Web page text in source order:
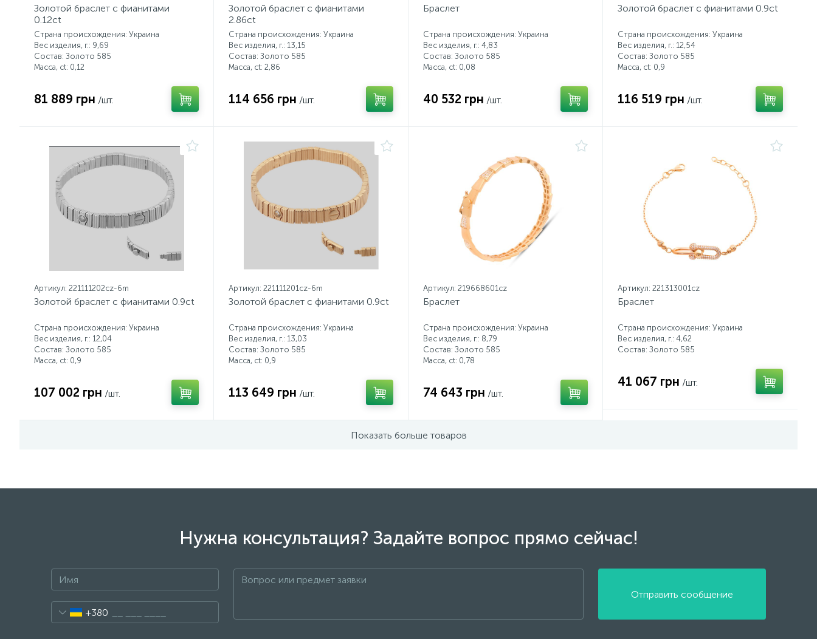
Золотой браслет с фианитами
0.12ct
Страна происхождения: Украина
Вес изделия, г.: 9,69
Состав: Золото 585
Масса, ct: 0,12
81 889 грн /шт.
Золотой браслет с фианитами
2.86ct
Страна происхождения: Украина
Вес изделия, г.: 13,15
Состав: Золото 585
Масса, ct: 2,86
114 656 грн /шт.
Браслет
Страна происхождения: Украина
Вес изделия, г.: 4,83
Состав: Золото 585
Масса, ct: 0,08
40 532 грн /шт.
Золотой браслет с фианитами 0.9ct
Страна происхождения: Украина
Вес изделия, г.: 12,54
Состав: Золото 585
Масса, ct: 0,9
116 519 грн /шт.
Артикул: 221111202cz-6m
Золотой браслет с фианитами 0.9ct
Страна происхождения: Украина
Вес изделия, г.: 12,04
Состав: Золото 585
Масса, ct: 0,9
107 002 грн /шт.
Артикул: 221111201cz-6m
Золотой браслет с фианитами 0.9ct
Страна происхождения: Украина
Вес изделия, г.: 13,03
Состав: Золото 585
Масса, ct: 0,9
113 649 грн /шт.
Артикул: 219668601cz
Браслет
Страна происхождения: Украина
Вес изделия, г.: 8,79
Состав: Золото 585
Масса, ct: 0,78
74 643 грн /шт.
Артикул: 221313001cz
Браслет
Страна происхождения: Украина
Вес изделия, г.: 4,62
Состав: Золото 585
41 067 грн /шт.
Показать больше товаров
Нужна консультация? Задайте вопрос прямо сейчас!
+380
Отправить сообщение